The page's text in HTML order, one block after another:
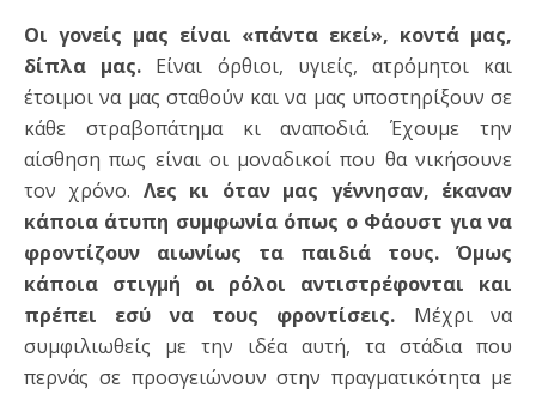
Οι γονείς μας είναι «πάντα εκεί», κοντά μας,
δίπλα μας. Είναι όρθιοι, υγιείς, ατρόμητοι και
έτοιμοι να μας σταθούν και να μας υποστηρίξουν σε
κάθε στραβοπάτημα κι αναποδιά. Έχουμε την
αίσθηση πως είναι οι μοναδικοί που θα νικήσουνε
τον χρόνο. Λες κι όταν μας γέννησαν, έκαναν
κάποια άτυπη συμφωνία όπως ο Φάουστ για να
φροντίζουν αιωνίως τα παιδιά τους. Όμως
κάποια στιγμή οι ρόλοι αντιστρέφονται και
πρέπει εσύ να τους φροντίσεις. Μέχρι να
συμφιλιωθείς με την ιδέα αυτή, τα στάδια που
περνάς σε προσγειώνουν στην πραγματικότητα με